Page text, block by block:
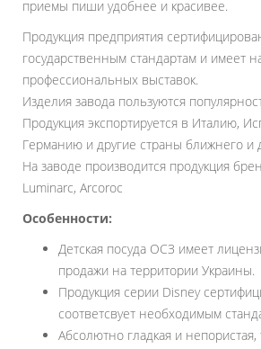
приемы пиши удобнее и красивее.
Продукция предприятия
государственным стандартам и имеет
профессиональных выставок.
Изделия завода пользуются
Продукция экспортируется в Италию,
Германию и другие страны ближнего и
На заводе производится продукция
Luminarc, Arcoroc
Особенности:
Детская посуда OСЗ имеет
продажи на территории Украины.
Продукция серии Disney
соответсвует необходимым
Абсолютно гладкая и непористая,